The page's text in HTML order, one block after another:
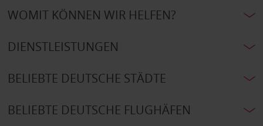
WOMIT KÖNNEN WIR HELFEN?
DIENSTLEISTUNGEN
BELIEBTE DEUTSCHE STÄDTE
BELIEBTE DEUTSCHE FLUGHÄFEN